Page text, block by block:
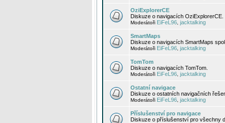
OziExplorerCE
Diskuze o navigacích OziExplorerCE.
Moderátoři EiFeL96 jacktalking
SmartMaps
Diskuze o navigacích SmartMaps
Moderátoři EiFeL96 jacktalking
TomTom
Diskuze o navigacích TomTom.
Moderátoři EiFeL96 jacktalking
Ostatní navigace
Diskuze o ostatních navigačních
Moderátoři EiFeL96 jacktalking
Příslušenství pro navigace
Diskuze o příslušenství pro všechny